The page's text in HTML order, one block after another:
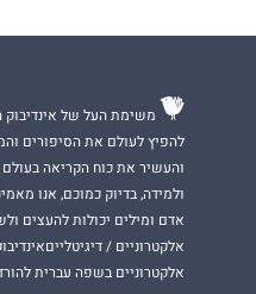
משימת העל של
להפיץ לעולם את הסיפורים
והעשיר את כוח הקריאה
ולמידה, בדיוק כמוכם, אנו
אדם ומילים יכולות להעצים
אלקטרוניים /
אלקטרוניים בשפה עברית